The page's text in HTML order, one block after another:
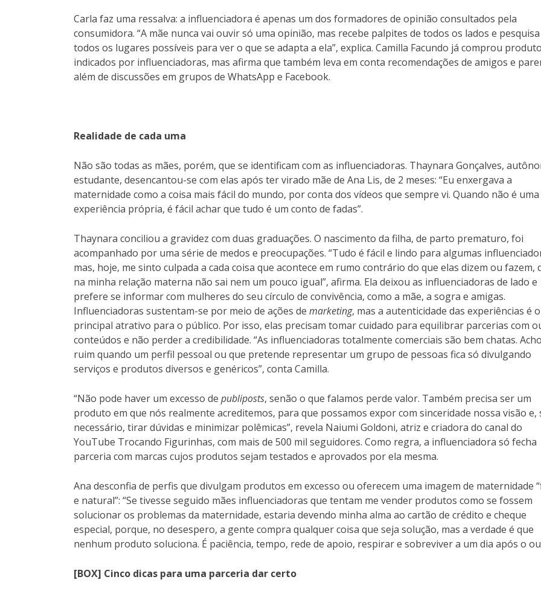
Carla faz uma ressalva: a influenciadora é apenas um dos formadores de opinião consultados pela
consumidora. “A mãe nunca vai ouvir só uma opinião, mas recebe palpites de todos os lados e
todos os lugares possíveis para ver o que se adapta a ela”, explica. Camilla Facundo já comprou
indicados por influenciadoras, mas afirma que também leva em conta recomendações de amigos e
além de discussões em grupos de WhatsApp e Facebook.
Realidade de cada uma
Não são todas as mães, porém, que se identificam com as influenciadoras. Thaynara Gonçalves,
estudante, desencantou-se com elas após ter virado mãe de Ana Lis, de 2 meses: “Eu enxergava a
maternidade como a coisa mais fácil do mundo, por conta dos vídeos que sempre vi. Quando não é uma
experiência própria, é fácil achar que tudo é um conto de fadas”.
Thaynara conciliou a gravidez com duas graduações. O nascimento da filha, de parto prematuro, foi
acompanhado por uma série de medos e preocupações. “Tudo é fácil e lindo para algumas
mas, hoje, me sinto culpada a cada coisa que acontece em rumo contrário do que elas dizem ou fazem,
na minha relação materna não sai nem um pouco igual”, afirma. Ela deixou as influenciadoras de lado e
prefere se informar com mulheres do seu círculo de convivência, como a mãe, a sogra e amigas.
Influenciadoras sustentam-se por meio de ações de marketing, mas a autenticidade das experiências é o
principal atrativo para o público. Por isso, elas precisam tomar cuidado para equilibrar parcerias com
conteúdos e não perder a credibilidade. “As influenciadoras totalmente comerciais são bem chatas. Acho
ruim quando um perfil pessoal ou que pretende representar um grupo de pessoas fica só divulgando
serviços e produtos diversos e genéricos”, conta Camilla.
“Não pode haver um excesso de publiposts, senão o que falamos perde valor. Também precisa ser um
produto em que nós realmente acreditemos, para que possamos expor com sinceridade nossa visão e,
necessário, tirar dúvidas e minimizar polêmicas”, revela Naiumi Goldoni, atriz e criadora do canal do
YouTube Trocando Figurinhas, com mais de 500 mil seguidores. Como regra, a influenciadora só fecha
parceria com marcas cujos produtos sejam testados e aprovados por ela mesma.
Ana desconfia de perfis que divulgam produtos em excesso ou oferecem uma imagem de maternidade
e natural”: “Se tivesse seguido mães influenciadoras que tentam me vender produtos como se fossem
solucionar os problemas da maternidade, estaria devendo minha alma ao cartão de crédito e cheque
especial, porque, no desespero, a gente compra qualquer coisa que seja solução, mas a verdade é que
nenhum produto soluciona. É paciência, tempo, rede de apoio, respirar e sobreviver a um dia após o
[BOX] Cinco dicas para uma parceria dar certo